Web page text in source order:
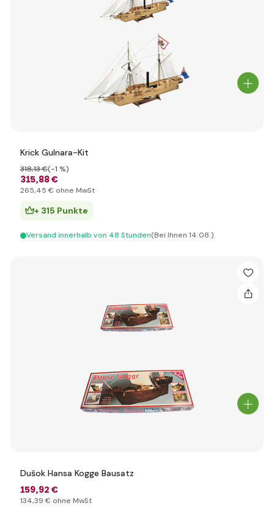
Krick Gulnara-Kit
315,88 €
318,13 €(-1 %)
265,45 € ohne MwSt
+ 315 Punkte
Versand innerhalb von 48 Stunden(Bei Ihnen 14.08.)
Dušok Hansa Kogge Bausatz
159,92 €
134,39 € ohne MwSt